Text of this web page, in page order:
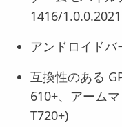
1416/
アンドロイドバ
互換性のある
610+、アーム
T720+)